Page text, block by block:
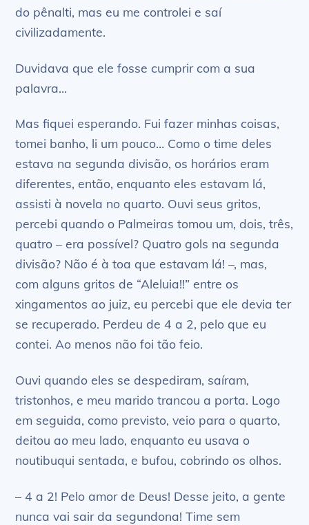
do pênalti, mas eu me controlei e saí
civilizadamente.
Duvidava que ele fosse cumprir com a sua
palavra…
Mas fiquei esperando. Fui fazer minhas coisas,
tomei banho, li um pouco… Como o time deles
estava na segunda divisão, os horários eram
diferentes, então, enquanto eles estavam lá,
assisti à novela no quarto. Ouvi seus gritos,
percebi quando o Palmeiras tomou um, dois, três,
quatro – era possível? Quatro gols na segunda
divisão? Não é à toa que estavam lá! –, mas,
com alguns gritos de “Aleluia!!” entre os
xingamentos ao juiz, eu percebi que ele devia ter
se recuperado. Perdeu de 4 a 2, pelo que eu
contei. Ao menos não foi tão feio.
Ouvi quando eles se despediram, saíram,
tristonhos, e meu marido trancou a porta. Logo
em seguida, como previsto, veio para o quarto,
deitou ao meu lado, enquanto eu usava o
noutibuqui sentada, e bufou, cobrindo os olhos.
– 4 a 2! Pelo amor de Deus! Desse jeito, a gente
nunca vai sair da segundona! Time sem